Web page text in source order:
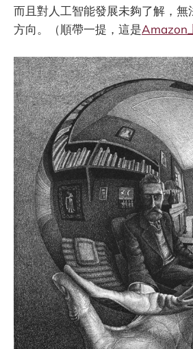
而且對人工智能發展未夠了解，無
方向。（順帶一提，這是Amazon